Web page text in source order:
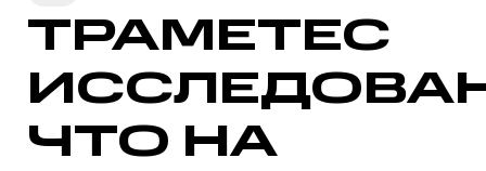
ТРАМЕТЕС
ЧТО НА